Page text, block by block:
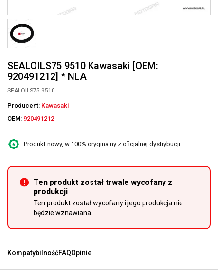
SEALOILS75 9510 Kawasaki [OEM:
920491212] * NLA
SEALOILS75 9510
Producent: Kawasaki
OEM: 920491212
Produkt nowy, w 100% oryginalny z oficjalnej dystrybucji
Ten produkt został trwale wycofany z
produkcji
Ten produkt został wycofany i jego produkcja nie
będzie wznawiana.
KompatybilnośćFAQOpinie